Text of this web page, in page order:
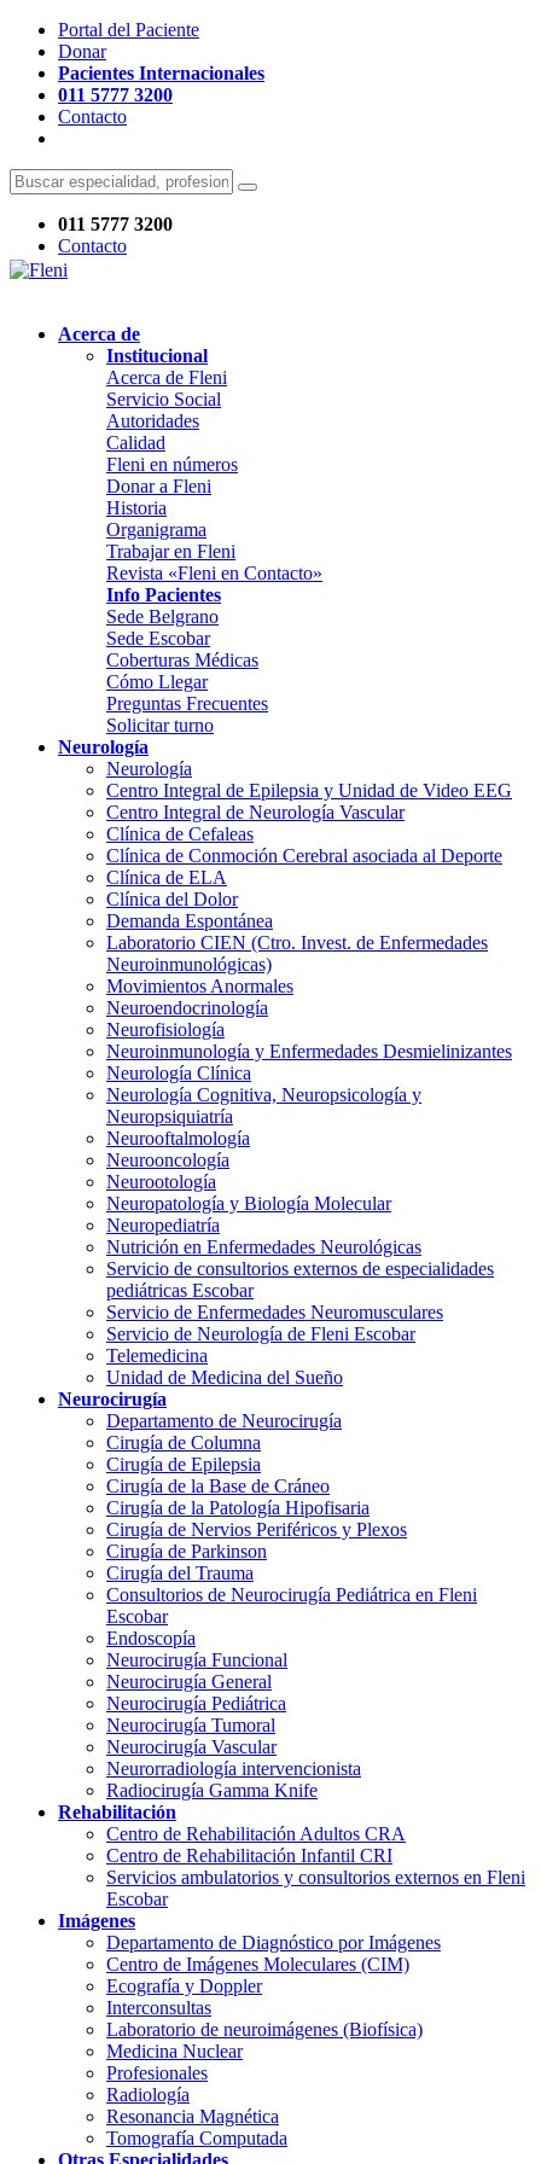
Portal del Paciente
Donar
Pacientes Internacionales
011 5777 3200
Contacto
011 5777 3200
Contacto
Acerca de
Institucional
Acerca de Fleni
Servicio Social
Autoridades
Calidad
Fleni en números
Donar a Fleni
Historia
Organigrama
Trabajar en Fleni
Revista «Fleni en Contacto»
Info Pacientes
Sede Belgrano
Sede Escobar
Coberturas Médicas
Cómo Llegar
Preguntas Frecuentes
Solicitar turno
Neurología
Neurología
Centro Integral de Epilepsia y Unidad de Video EEG
Centro Integral de Neurología Vascular
Clínica de Cefaleas
Clínica de Conmoción Cerebral asociada al Deporte
Clínica de ELA
Clínica del Dolor
Demanda Espontánea
Laboratorio CIEN (Ctro. Invest. de Enfermedades
Neuroinmunológicas)
Movimientos Anormales
Neuroendocrinología
Neurofisiología
Neuroinmunología y Enfermedades Desmielinizantes
Neurología Clínica
Neurología Cognitiva, Neuropsicología y
Neuropsiquiatría
Neurooftalmología
Neurooncología
Neurootología
Neuropatología y Biología Molecular
Neuropediatría
Nutrición en Enfermedades Neurológicas
Servicio de consultorios externos de especialidades
pediátricas Escobar
Servicio de Enfermedades Neuromusculares
Servicio de Neurología de Fleni Escobar
Telemedicina
Unidad de Medicina del Sueño
Neurocirugía
Departamento de Neurocirugía
Cirugía de Columna
Cirugía de Epilepsia
Cirugía de la Base de Cráneo
Cirugía de la Patología Hipofisaria
Cirugía de Nervios Periféricos y Plexos
Cirugía de Parkinson
Cirugía del Trauma
Consultorios de Neurocirugía Pediátrica en Fleni
Escobar
Endoscopía
Neurocirugía Funcional
Neurocirugía General
Neurocirugía Pediátrica
Neurocirugía Tumoral
Neurocirugía Vascular
Neurorradiología intervencionista
Radiocirugía Gamma Knife
Rehabilitación
Centro de Rehabilitación Adultos CRA
Centro de Rehabilitación Infantil CRI
Servicios ambulatorios y consultorios externos en Fleni
Escobar
Imágenes
Departamento de Diagnóstico por Imágenes
Centro de Imágenes Moleculares (CIM)
Ecografía y Doppler
Interconsultas
Laboratorio de neuroimágenes (Biofísica)
Medicina Nuclear
Profesionales
Radiología
Resonancia Magnética
Tomografía Computada
Otras Especialidades